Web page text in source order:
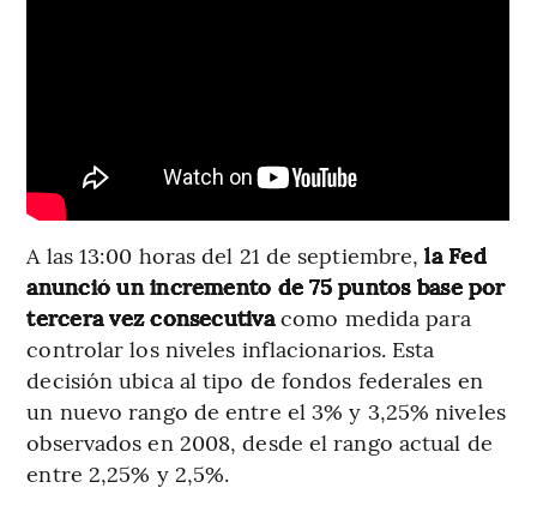
A las 13:00 horas del 21 de septiembre,la Fed
anunció un incremento de 75 puntos base por
tercera vez consecutivacomo medida para
controlar los niveles inflacionarios. Esta
decisión ubica al tipo de fondos federales en
un nuevo rango de entre el 3% y 3,25% niveles
observados en 2008, desde el rango actual de
entre 2,25% y 2,5%.